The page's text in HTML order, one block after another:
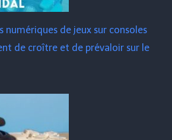
numériques de jeux sur consoles
de croître et de prévaloir sur le